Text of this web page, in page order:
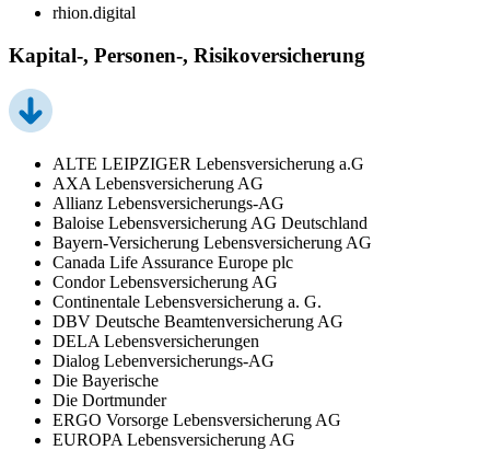
rhion.digital
Kapital-, Personen-, Risikoversicherung
ALTE LEIPZIGER Lebensversicherung a.G
AXA Lebensversicherung AG
Allianz Lebensversicherungs-AG
Baloise Lebensversicherung AG Deutschland
Bayern-Versicherung Lebensversicherung AG
Canada Life Assurance Europe plc
Condor Lebensversicherung AG
Continentale Lebensversicherung a. G.
DBV Deutsche Beamtenversicherung AG
DELA Lebensversicherungen
Dialog Lebenversicherungs-AG
Die Bayerische
Die Dortmunder
ERGO Vorsorge Lebensversicherung AG
EUROPA Lebensversicherung AG